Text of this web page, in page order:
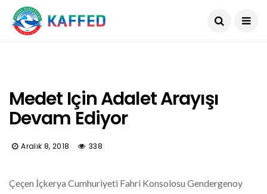
Medet Için Adalet Arayışı
Devam Ediyor
Aralık 8, 2018 338
Çeçen İçkerya Cumhuriyeti Fahri Konsolosu Gendergenoy